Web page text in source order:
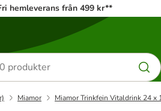
hemleverans från 499 kr**
Miamor Miamor Trinkfein Vitaldrink 24 x